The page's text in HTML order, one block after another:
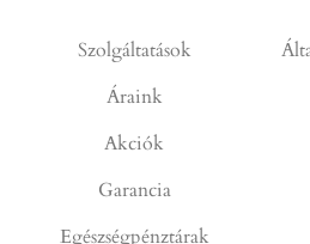
Szolgáltatások
Áraink
Akciók
Garancia
Egészségpénztárak